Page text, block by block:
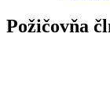
Požičovňa